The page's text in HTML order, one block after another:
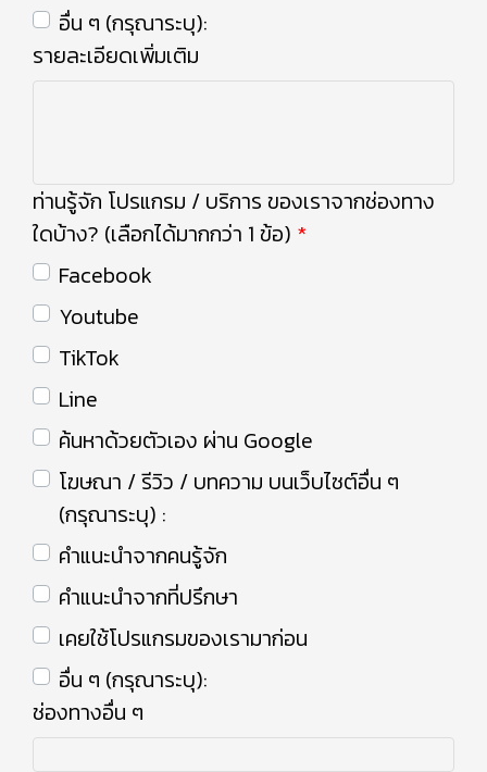
อื่น ๆ (กรุณาระบุ):
รายละเอียดเพิ่มเติม
ท่านรู้จัก โปรแกรม / บริการ ของเราจากช่องทาง
ใดบ้าง? (เลือกได้มากกว่า 1 ข้อ)
Facebook
Youtube
TikTok
Line
ค้นหาด้วยตัวเอง ผ่าน Google
โฆษณา / รีวิว / บทความ บนเว็บไซต์อื่น ๆ
(กรุณาระบุ) :
คำแนะนำจากคนรู้จัก
คำแนะนำจากที่ปรึกษา
เคยใช้โปรแกรมของเรามาก่อน
อื่น ๆ (กรุณาระบุ):
ช่องทางอื่น ๆ